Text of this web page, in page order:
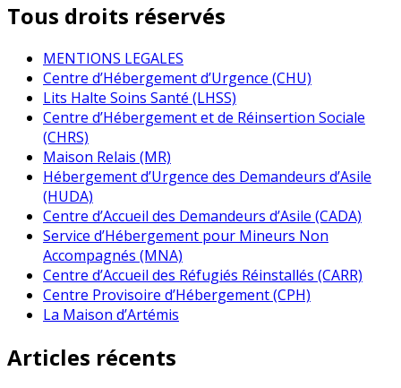
Tous droits réservés
MENTIONS LEGALES
Centre d’Hébergement d’Urgence (CHU)
Lits Halte Soins Santé (LHSS)
Centre d’Hébergement et de Réinsertion Sociale
(CHRS)
Maison Relais (MR)
Hébergement d’Urgence des Demandeurs d’Asile
(HUDA)
Centre d’Accueil des Demandeurs d’Asile (CADA)
Service d’Hébergement pour Mineurs Non
Accompagnés (MNA)
Centre d’Accueil des Réfugiés Réinstallés (CARR)
Centre Provisoire d’Hébergement (CPH)
La Maison d’Artémis
Articles récents